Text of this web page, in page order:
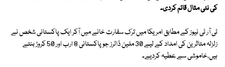
کی نئی مثال قائم کردی۔
ٹی آر ٹی نیوز کے مطابق امریکا میں ترک سفارت خانے میں آکر ایک پاکستانی شخص نے
زلزلہ متاثرین کی امداد کے لیے 30 ملین ڈالرز جو پاکستانی 8 ارب اور 50 کروڑ بنتے
ہیں،خاموشی سے عطیہ کردیے۔